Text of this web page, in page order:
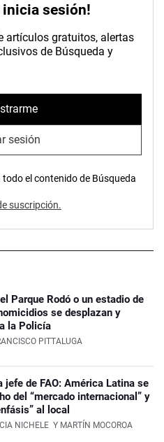
inicia sesión!
artículos gratuitos, alertas
de Búsqueda y
sesión
el contenido de Búsqueda
suscripción.
Parque Rodó o un estadio de
se desplazan y
la Policía
PITTALUGA
jefe de FAO: América Latina se
del “mercado internacional” y
al local
NICHELE Y MARTÍN MOCOROA